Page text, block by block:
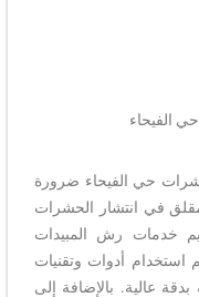
الفيحاء
حي الفيحاء ضرورة
في انتشار الحشرات
خدمات رش المبيدات
استخدام أدوات وتقنيات
عالية. بالإضافة إلى